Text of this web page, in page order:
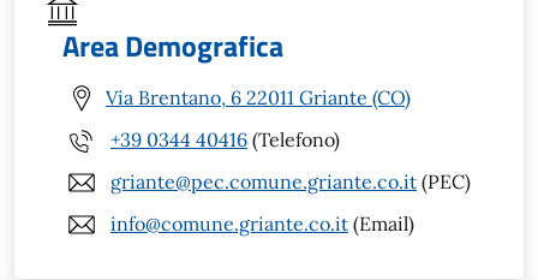
Area Demografica
Via Brentano, 6 22011 Griante (CO)
+39 0344 40416 (Telefono)
griante@pec.comune.griante.co.it (PEC)
info@comune.griante.co.it (Email)